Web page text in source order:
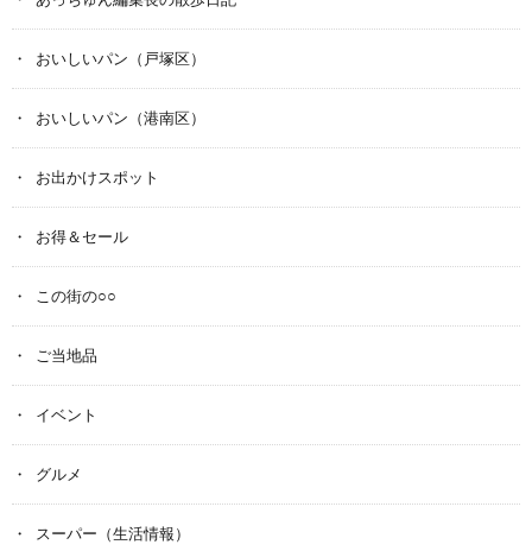
おいしいパン（戸塚区）
おいしいパン（港南区）
お出かけスポット
お得＆セール
この街の○○
ご当地品
イベント
グルメ
スーパー（生活情報）